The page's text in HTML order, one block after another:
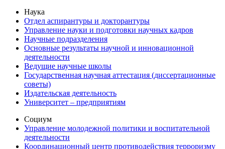
Наука
Отдел аспирантуры и докторантуры
Управление науки и подготовки научных кадров
Научные подразделения
Основные результаты научной и инновационной
деятельности
Ведущие научные школы
Государственная научная аттестация (диссертационные
советы)
Издательская деятельность
Университет – предприятиям
Социум
Управление молодежной политики и воспитательной
деятельности
Координационный центр противодействия терроризму